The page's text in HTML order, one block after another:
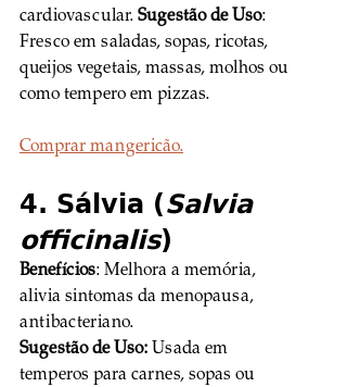
cardiovascular. Sugestão de Uso:
Fresco em saladas, sopas, ricotas,
queijos vegetais, massas, molhos ou
como tempero em pizzas.
Comprar mangericão.
4. Sálvia (Salvia
officinalis)
Benefícios: Melhora a memória,
alivia sintomas da menopausa,
antibacteriano.
Sugestão de Uso: Usada em
temperos para carnes, sopas ou